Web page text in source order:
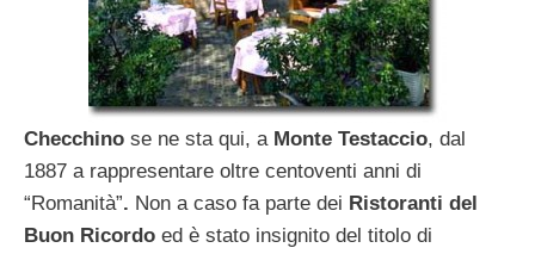
Checchino se ne sta qui, a Monte Testaccio, dal
1887 a rappresentare oltre centoventi anni di
“Romanità”. Non a caso fa parte dei Ristoranti del
Buon Ricordo ed è stato insignito del titolo di